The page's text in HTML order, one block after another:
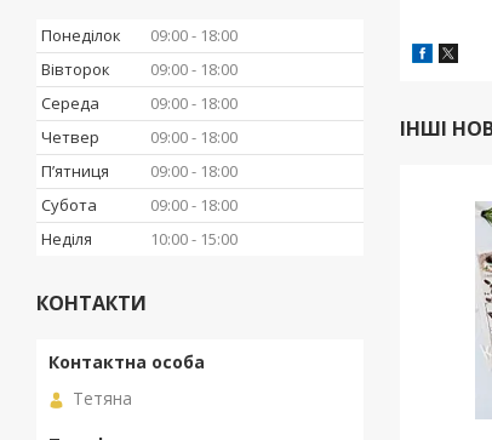
ІНШІ
Понеділок 09:00
18:00
Вівторок
09:00
18:00
Середа
09:00
18:00
Четвер
09:00
18:00
Пʼятниця
09:00
18:00
Субота
09:00
18:00
Неділя
10:00 15:00
КОНТАКТИ
Тетяна